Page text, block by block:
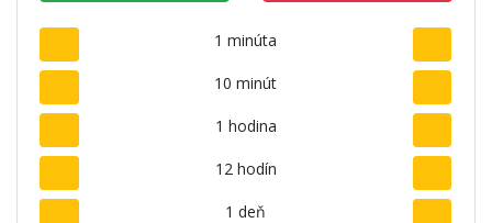
1 minúta
10 minút
1 hodina
12 hodín
1 deň